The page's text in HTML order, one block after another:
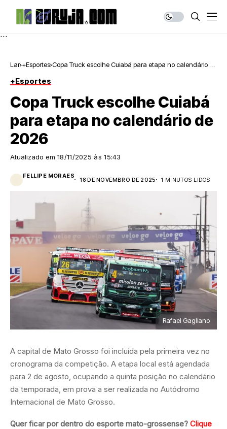
```
Lar +Esportes Copa Truck escolhe Cuiabá para etapa no calendário de
+Esportes
Copa Truck escolhe Cuiabá
para etapa no calendário de
2026
Atualizado em 18/11/2025 às 15:43
FELLIPE MORAES
18 DE NOVEMBRO DE 2025 1 MINUTOS LIDOS
Rafael Gagliano
A capital de Mato Grosso foi incluída pela primeira vez no
cronograma da competição. A etapa local está agendada
para 2 de agosto, ocupando a quinta posição no calendário
da temporada, em prova a ser realizada no Autódromo
Internacional de Mato Grosso.
Quer ficar por dentro do esporte mato-grossense? Clique